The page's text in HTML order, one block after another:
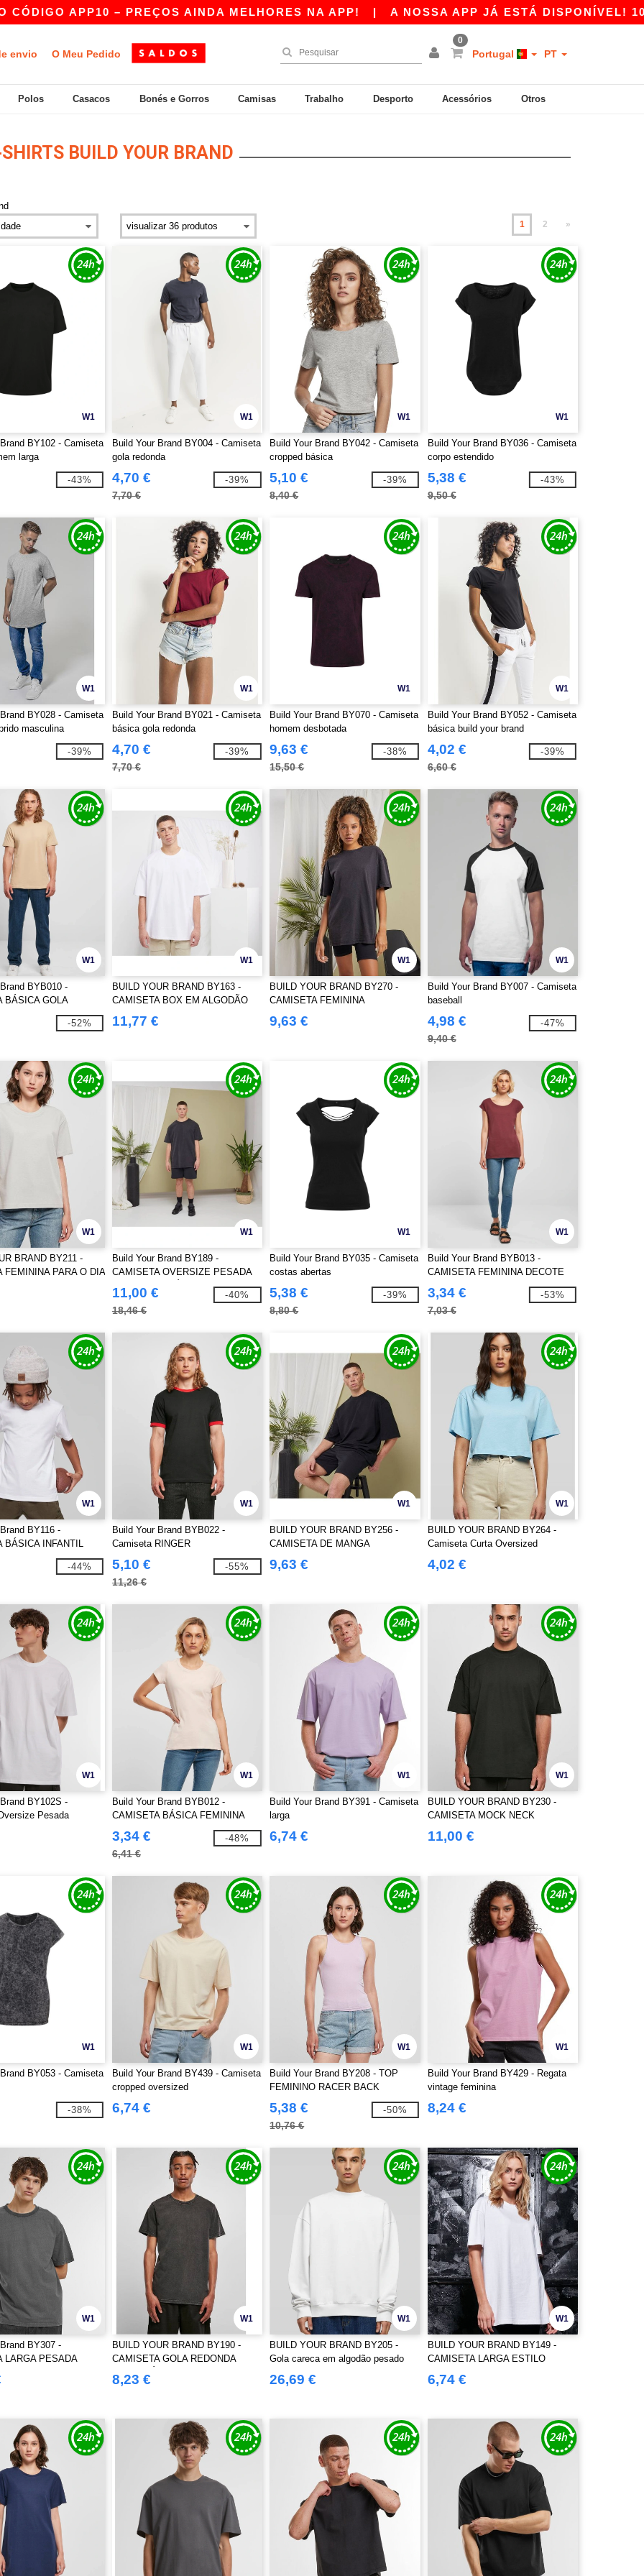
– PREÇOS AINDA MELHORES NA APP!| A NOSSA APP JÁ ESTÁ DISPONÍVEL! 10 € DE
envio O Meu Pedido
0
Portugal PT
Polos Casacos Bonés e Gorros Camisas Trabalho Desporto Acessórios Otros
BUILD YOUR BRAND
1 2 »
W1
BY102 - Camiseta
larga
-43%
W1
Build Your Brand BY004 - Camiseta
gola redonda
4,70 €
7,70 €
-39%
W1
Build Your Brand BY042 - Camiseta
cropped básica
5,10 €
8,40 €
-39%
W1
Build Your Brand BY036 - Camiseta
corpo estendido
5,38 €
9,50 €
-43%
W1
BY028 - Camiseta
masculina
-39%
W1
Build Your Brand BY021 - Camiseta
básica gola redonda
4,70 €
7,70 €
-39%
W1
Build Your Brand BY070 - Camiseta
homem desbotada
9,63 €
15,50 €
-38%
W1
Build Your Brand BY052 - Camiseta
básica build your brand
4,02 €
6,60 €
-39%
W1
BYB010 -
BÁSICA GOLA
-52%
W1
BUILD YOUR BRAND BY163 -
CAMISETA BOX EM ALGODÃO
ULTRA PESADO
11,77 €
W1
BUILD YOUR BRAND BY270 -
CAMISETA FEMININA
OVERSIZED COM LAVAGEM
ÁCIDA
9,63 €
W1
Build Your Brand BY007 - Camiseta
baseball
4,98 €
9,40 €
-47%
W1
BRAND BY211 -
FEMININA PARA O DIA
W1
Build Your Brand BY189 -
CAMISETA OVERSIZE PESADA
LAVADA COM ÁCIDO
11,00 €
18,46 €
-40%
W1
Build Your Brand BY035 - Camiseta
costas abertas
5,38 €
8,80 €
-39%
W1
Build Your Brand BYB013 -
CAMISETA FEMININA DECOTE
LARGO
3,34 €
7,03 €
-53%
W1
BY116 -
BÁSICA INFANTIL
-44%
W1
Build Your Brand BYB022 -
Camiseta RINGER
5,10 €
11,26 €
-55%
W1
BUILD YOUR BRAND BY256 -
CAMISETA DE MANGA
OVERSIZED
9,63 €
W1
BUILD YOUR BRAND BY264 -
Camiseta Curta Oversized
Feminina
4,02 €
W1
BY102S -
Pesada
W1
Build Your Brand BYB012 -
CAMISETA BÁSICA FEMININA
3,34 €
6,41 €
-48%
W1
Build Your Brand BY391 - Camiseta
larga
6,74 €
W1
BUILD YOUR BRAND BY230 -
CAMISETA MOCK NECK
OVERSIZED
11,00 €
W1
BY053 - Camiseta
-38%
W1
Build Your Brand BY439 - Camiseta
cropped oversized
6,74 €
W1
Build Your Brand BY208 - TOP
FEMININO RACER BACK
5,38 €
10,76 €
-50%
W1
Build Your Brand BY429 - Regata
vintage feminina
8,24 €
W1
BY307 -
LARGA PESADA
W1
BUILD YOUR BRAND BY190 -
CAMISETA GOLA REDONDA
LAVADA ÁCIDO
8,23 €
W1
BUILD YOUR BRAND BY205 -
Gola careca em algodão pesado
26,69 €
W1
BUILD YOUR BRAND BY149 -
CAMISETA LARGA ESTILO
BOYFRIEND FEMININA
6,74 €